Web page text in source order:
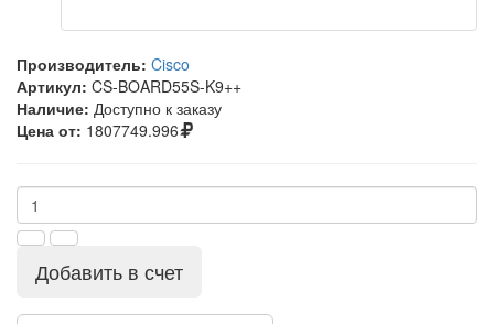
Производитель: Cisco
Артикул: CS-BOARD55S-K9++
Наличие: Доступно к заказу
Цена от: 1807749.996
Добавить в счет